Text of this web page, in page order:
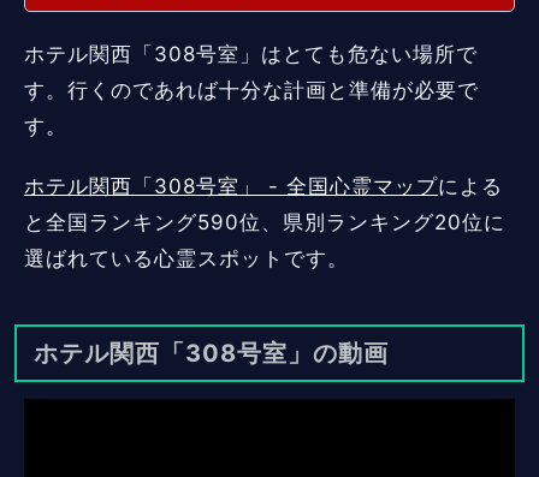
ホテル関西「308号室」はとても危ない場所で
す。行くのであれば十分な計画と準備が必要で
す。
ホテル関西「308号室」 - 全国心霊マップによる
と全国ランキング590位、県別ランキング20位に
選ばれている心霊スポットです。
ホテル関西「308号室」の動画